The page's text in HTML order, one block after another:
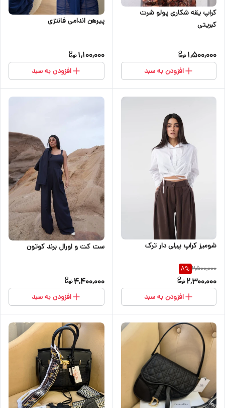
کراپ یقه شکاری پولو شرت
کبریتی
1,500,000
افزودن به سبد
پیرهن اندامی فانتزی
1,100,000
افزودن به سبد
شومیز کراپ پیلی دار ترک
2,500,000
8%
2,300,000
افزودن به سبد
ست کت و اورال برند کوتون
4,400,000
افزودن به سبد